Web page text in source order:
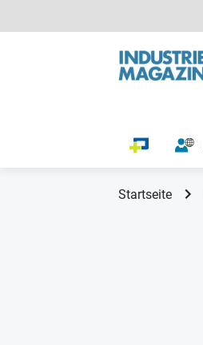
Startseite